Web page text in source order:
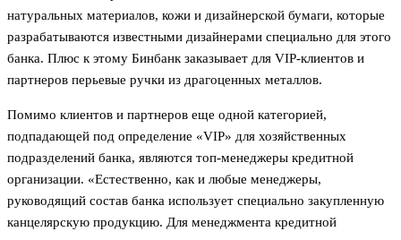
натуральных материалов, кожи и дизайнерской бумаги, которые
разрабатываются известными дизайнерами специально для этого
банка. Плюс к этому Бинбанк заказывает для VIP-клиентов и
партнеров перьевые ручки из драгоценных металлов.
Помимо клиентов и партнеров еще одной категорией,
подпадающей под определение «VIP» для хозяйственных
подразделений банка, являются топ-менеджеры кредитной
организации. «Естественно, как и любые менеджеры,
руководящий состав банка использует специально закупленную
канцелярскую продукцию. Для менеджмента кредитной